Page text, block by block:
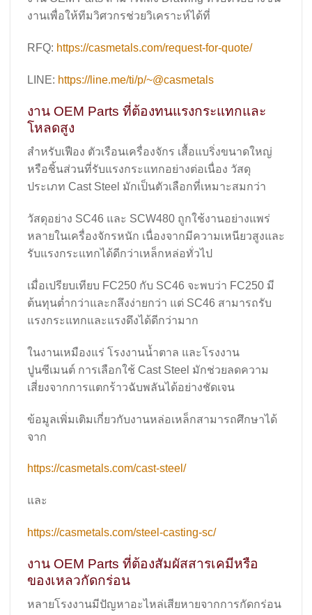
งานเพื่อให้ทีมวิศวกรช่วยวิเคราะห์ได้ที่
RFQ: https://casmetals.com/request-for-quote/
LINE: https://line.me/ti/p/~@casmetals
งาน OEM Parts ที่ต้องทนแรงกระแทกและ
โหลดสูง
สำหรับเฟือง ตัวเรือนเครื่องจักร เสื้อแบริ่งขนาดใหญ่
หรือชิ้นส่วนที่รับแรงกระแทกอย่างต่อเนื่อง วัสดุ
ประเภท Cast Steel มักเป็นตัวเลือกที่เหมาะสมกว่า
วัสดุอย่าง SC46 และ SCW480 ถูกใช้งานอย่างแพร่
หลายในเครื่องจักรหนัก เนื่องจากมีความเหนียวสูงและ
รับแรงกระแทกได้ดีกว่าเหล็กหล่อทั่วไป
เมื่อเปรียบเทียบ FC250 กับ SC46 จะพบว่า FC250 มี
ต้นทุนต่ำกว่าและกลึงง่ายกว่า แต่ SC46 สามารถรับ
แรงกระแทกและแรงดึงได้ดีกว่ามาก
ในงานเหมืองแร่ โรงงานน้ำตาล และโรงงาน
ปูนซีเมนต์ การเลือกใช้ Cast Steel มักช่วยลดความ
เสี่ยงจากการแตกร้าวฉับพลันได้อย่างชัดเจน
ข้อมูลเพิ่มเติมเกี่ยวกับงานหล่อเหล็กสามารถศึกษาได้
จาก
https://casmetals.com/cast-steel/
และ
https://casmetals.com/steel-casting-sc/
งาน OEM Parts ที่ต้องสัมผัสสารเคมีหรือ
ของเหลวกัดกร่อน
หลายโรงงานมีปัญหาอะไหล่เสียหายจากการกัดกร่อน